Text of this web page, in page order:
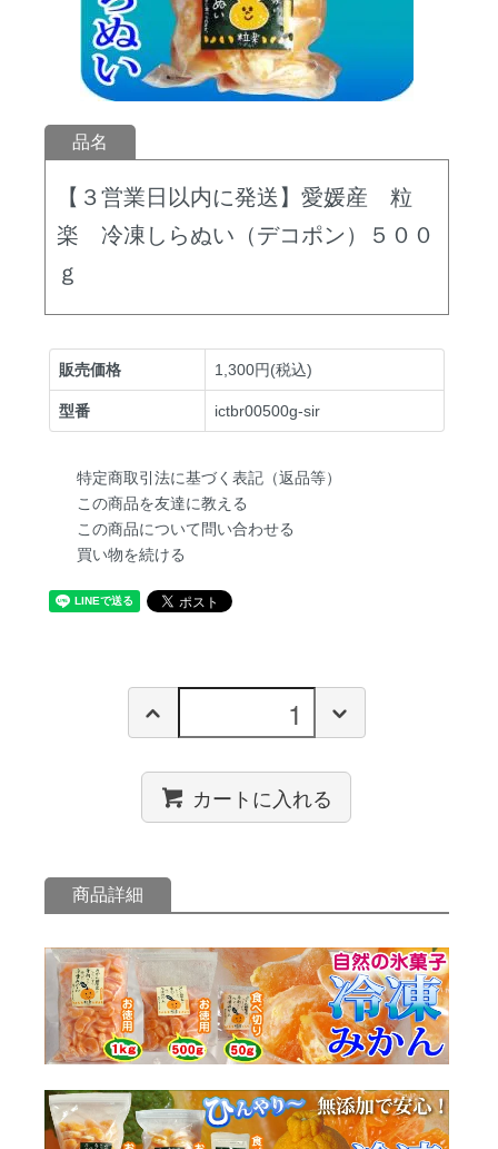
品名
【３営業日以内に発送】愛媛産 粒
楽 冷凍しらぬい（デコポン）５００
ｇ
販売価格 1,300円(税込)
型番 ictbr00500g-sir
特定商取引法に基づく表記（返品等）
この商品を友達に教える
この商品について問い合わせる
買い物を続ける
カートに入れる
商品詳細